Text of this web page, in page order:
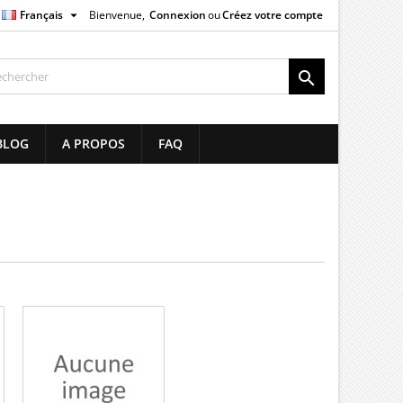
Bienvenue, ConnexionouCréez votre compte
Français 

A PROPOS FAQ
×
list
×
×
×